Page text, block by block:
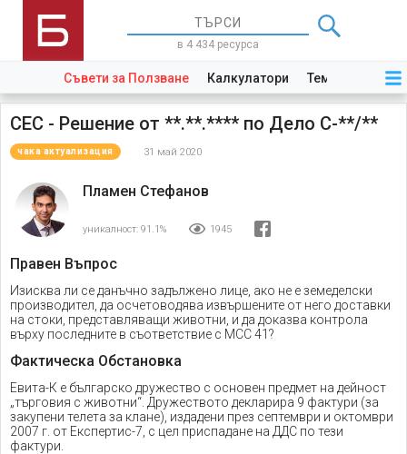
в 4 434 ресурса
Съвети за Ползване Калкулатори Теми Закони
СЕС - Решение от **.**.**** по Дело С-**/**
чака актуализация 31 май 2020
Пламен Стефанов
уникалност: 91.1% 1945
Правен Въпрос
Изисква ли се данъчно задължено лице, ако не е земеделски
производител, да осчетоводява извършените от него доставки
на стоки, представляващи животни, и да доказва контрола
върху последните в съответствие с МСС 41?
Фактическа Обстановка
Евита-К е българско дружество с основен предмет на дейност
„търговия с животни“. Дружеството декларира 9 фактури (за
закупени телета за клане), издадени през септември и октомври
2007 г. от Експертис-7, с цел приспадане на ДДС по тези
фактури.